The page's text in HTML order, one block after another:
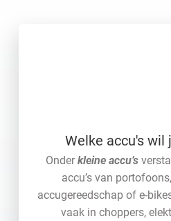
Welke accu's wil
Onder kleine accu’s
accu’s van
accugereedschap of e-
vaak in choppers,